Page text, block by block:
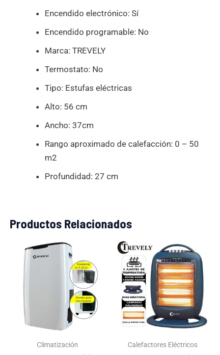
Encendido electrónico: Sí
Encendido programable: No
Marca: TREVELY
Termostato: No
Tipo: Estufas eléctricas
Alto: 56 cm
Ancho: 37cm
Rango aproximado de calefacción: 0 – 50
m2
Profundidad: 27 cm
Productos Relacionados
Climatización
El
precio
original
era:
S/899.00.
actual
es:
S/629.00.
Calefactores Eléctricos
precio
original
era:
S/199.00.
precio
actual
es:
S/